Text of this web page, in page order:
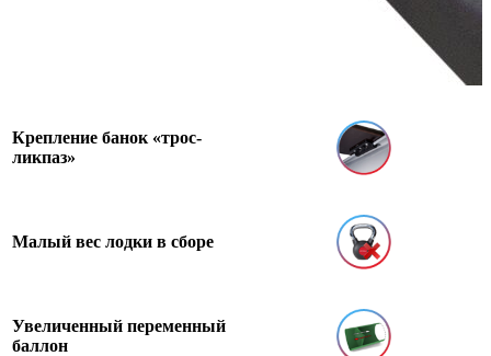
Крепление банок «трос-
ликпаз»
Малый вес лодки в сборе
Увеличенный переменный
баллон